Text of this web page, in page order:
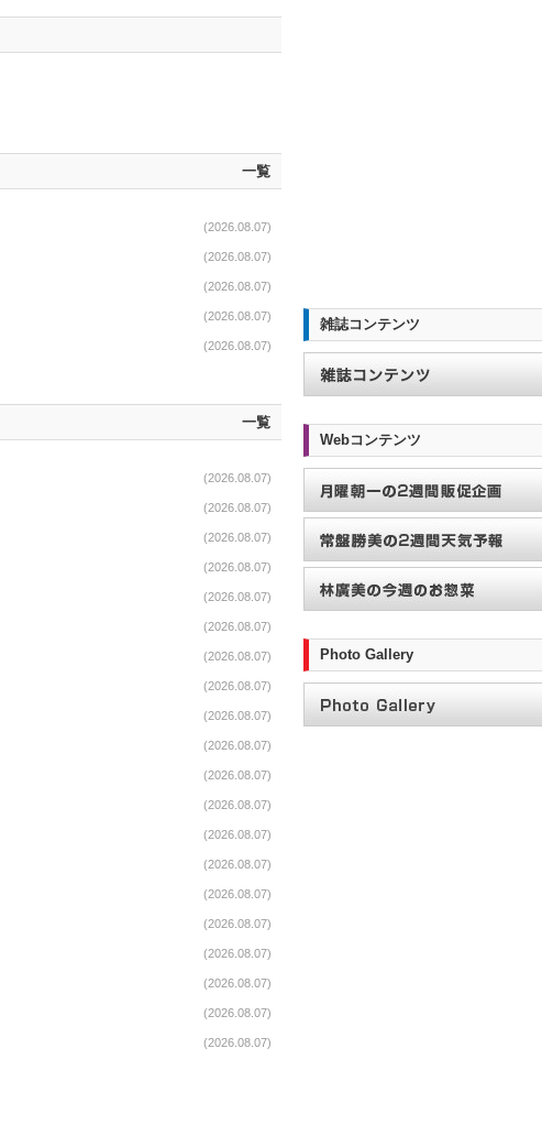
一覧
(2026.08.07)
(2026.08.07)
(2026.08.07)
(2026.08.07)
(2026.08.07)
一覧
(2026.08.07)
(2026.08.07)
(2026.08.07)
(2026.08.07)
(2026.08.07)
(2026.08.07)
(2026.08.07)
(2026.08.07)
(2026.08.07)
(2026.08.07)
(2026.08.07)
(2026.08.07)
(2026.08.07)
(2026.08.07)
(2026.08.07)
(2026.08.07)
(2026.08.07)
(2026.08.07)
(2026.08.07)
(2026.08.07)
雑誌コンテンツ
Webコンテンツ
Photo Gallery